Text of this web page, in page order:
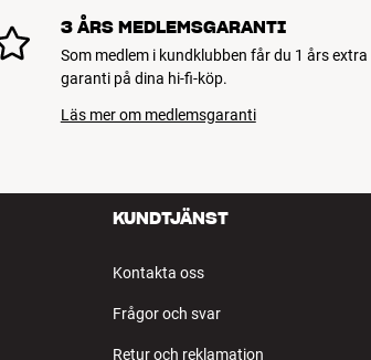
3 ÅRS MEDLEMSGARANTI
Som medlem i kundklubben får du 1 års extra
garanti på dina hi-fi-köp.
Läs mer om medlemsgaranti
KUNDTJÄNST
Kontakta oss
Frågor och svar
Retur och reklamation